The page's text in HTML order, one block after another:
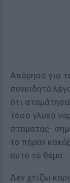
Απόρησα για
συνειδητά
ότι σταμάτησα
τόσο γλυκό
σταματάς-
το πήραν
αυτό το θέμα.
Δεν χτίζω